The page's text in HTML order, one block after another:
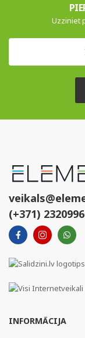
Uzziniet
(+371)
INFORMĀCIJA